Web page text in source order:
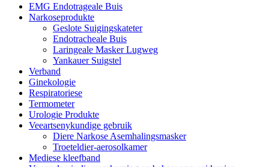
EMG Endotrageale Buis
Narkoseprodukte
Geslote Suigingskateter
Endotracheale Buis
Laringeale Masker Lugweg
Yankauer Suigstel
Verband
Ginekologie
Respiratoriese
Termometer
Urologie Produkte
Veeartsenykundige gebruik
Diere Narkose Asemhalingsmasker
Troeteldier-aerosolkamer
Mediese kleefband